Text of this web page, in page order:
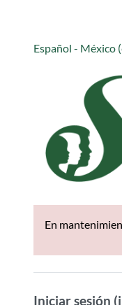
Español - México
En
Iniciar sesión